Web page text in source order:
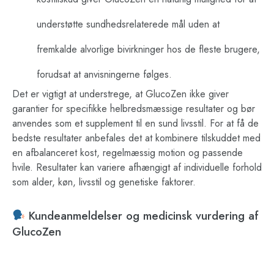
understøtte sundhedsrelaterede mål uden at
fremkalde alvorlige bivirkninger hos de fleste brugere,
forudsat at anvisningerne følges.
Det er vigtigt at understrege, at GlucoZen ikke giver
garantier for specifikke helbredsmæssige resultater og bør
anvendes som et supplement til en sund livsstil. For at få de
bedste resultater anbefales det at kombinere tilskuddet med
en afbalanceret kost, regelmæssig motion og passende
hvile. Resultater kan variere afhængigt af individuelle forhold
som alder, køn, livsstil og genetiske faktorer.
Kundeanmeldelser og medicinsk vurdering af
GlucoZen